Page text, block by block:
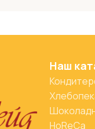
Наш
HoReCa